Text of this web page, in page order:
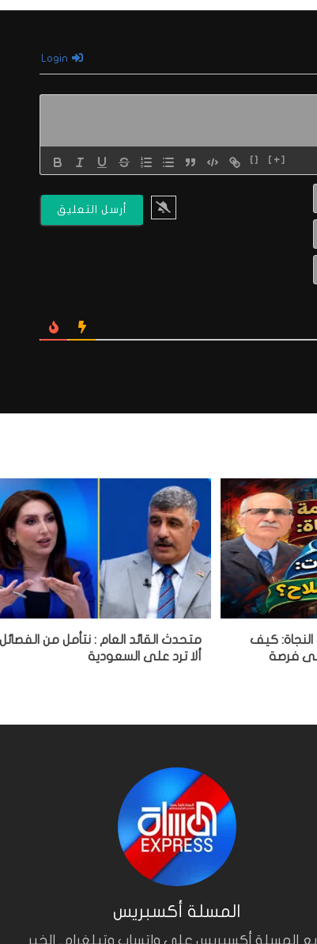
{} [+]
النجاة: كيف
فرصة
متحدث القائد العام : نتأمل من الفصائل
ألا ترد على السعودية
المسلة أكسبريس
المسلة أكسبريس على واتساب وتيلغرام.. الخبر